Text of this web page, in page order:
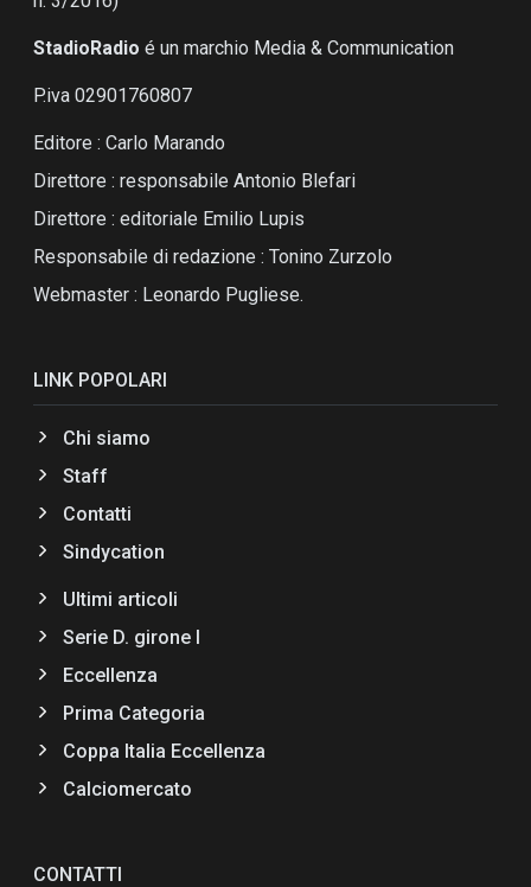
StadioRadio é un marchio Media & Communication
P.iva 02901760807
Editore : Carlo Marando
Direttore : responsabile Antonio Blefari
Direttore : editoriale Emilio Lupis
Responsabile di redazione : Tonino Zurzolo
Webmaster : Leonardo Pugliese.
LINK POPOLARI
Chi siamo
Staff
Contatti
Sindycation
Ultimi articoli
Serie D. girone I
Eccellenza
Prima Categoria
Coppa Italia Eccellenza
Calciomercato
CONTATTI